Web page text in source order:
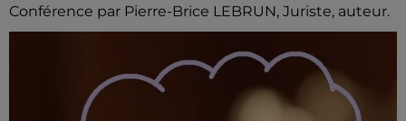
Conférence par Pierre-Brice LEBRUN, Juriste, auteur.